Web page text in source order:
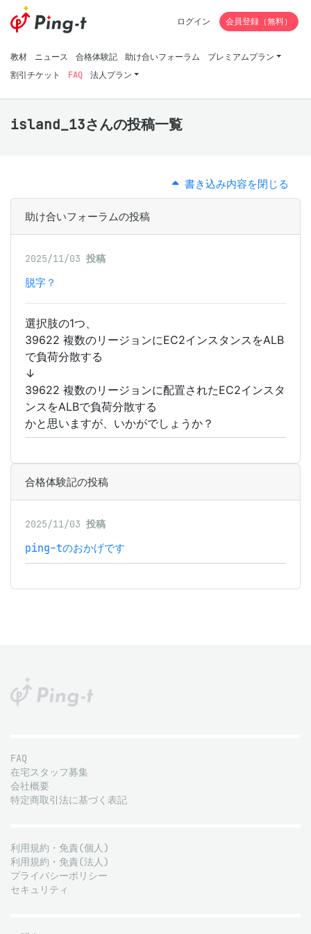
教材 ニュース 合格体験記 助け合いフォーラム
プレミアムプラン
割引チケット
FAQ 法人プラン
ログイン 会員登録（無料）
island_13さんの投稿一覧
書き込み内容を閉じる
助け合いフォーラムの投稿
2025/11/03 投稿
脱字？
選択肢の1つ、
39622 複数のリージョンにEC2インスタンスをALB
で負荷分散する
↓
39622 複数のリージョンに配置されたEC2インスタ
ンスをALBで負荷分散する
かと思いますが、いかがでしょうか？
合格体験記の投稿
2025/11/03 投稿
ping-tのおかげです
FAQ
在宅スタッフ募集
会社概要
特定商取引法に基づく表記
利用規約・免責(個人)
利用規約・免責(法人)
プライバシーポリシー
セキュリティ